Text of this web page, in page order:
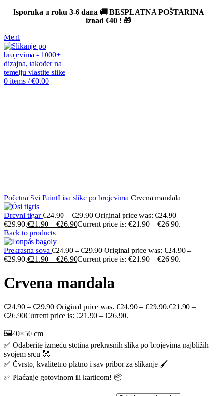
Isporuka u roku 3-6 dana 🚚 BESPLATNA POŠTARINA
iznad €40 ! 🎁
Meni
0 items / €0.00
Početna Svi PaintLisa slike po brojevima Crvena mandala
Drevni tigar€24.90–€29.90 Original price was: €24.90 –
€29.90.€21.90 – €26.90Current price is: €21.90 – €26.90.
Back to products
Prekrasna sova €24.90–€29.90 Original price was: €24.90 –
€29.90.€21.90 – €26.90Current price is: €21.90 – €26.90.
Crvena mandala
€24.90–€29.90 Original price was: €24.90 – €29.90.€21.90 –
€26.90Current price is: €21.90 – €26.90.
🖼️40×50 cm
✅ Odaberite između stotina prekrasnih slika po brojevima najbližih
svojem srcu 🥰
✅ Čvrsto, kvalitetno platno i sav pribor za slikanje 🖌️
✅ Plaćanje gotovinom ili karticom! 📦